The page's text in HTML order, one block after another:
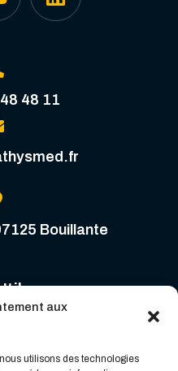
aux
utilisons des technologies
48 11
Bouillante
Nous